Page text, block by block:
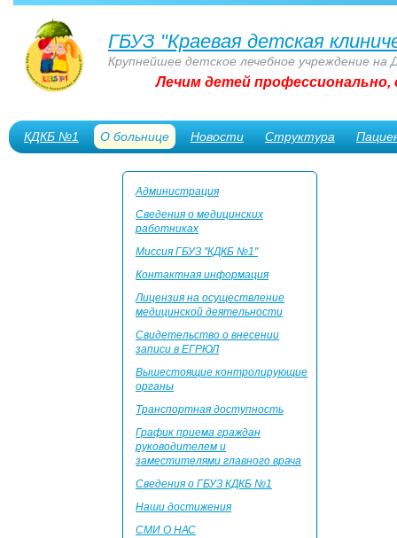
ГБУЗ "Краевая детская
Крупнейшее детское лечебное учреждение на
Лечим детей
КДКБ №1 О больнице Новости Структура
Администрация
Сведения о медицинских
работниках
Миссия ГБУЗ "КДКБ №1"
Контактная информация
Лицензия на осуществление
медицинской деятельности
Свидетельство о внесении
записи в ЕГРЮЛ
Вышестоящие контролирующие
органы
Транспортная доступность
График приема граждан
руководителем и
заместителями главного врача
Сведения о ГБУЗ КДКБ №1
Наши достижения
СМИ О НАС